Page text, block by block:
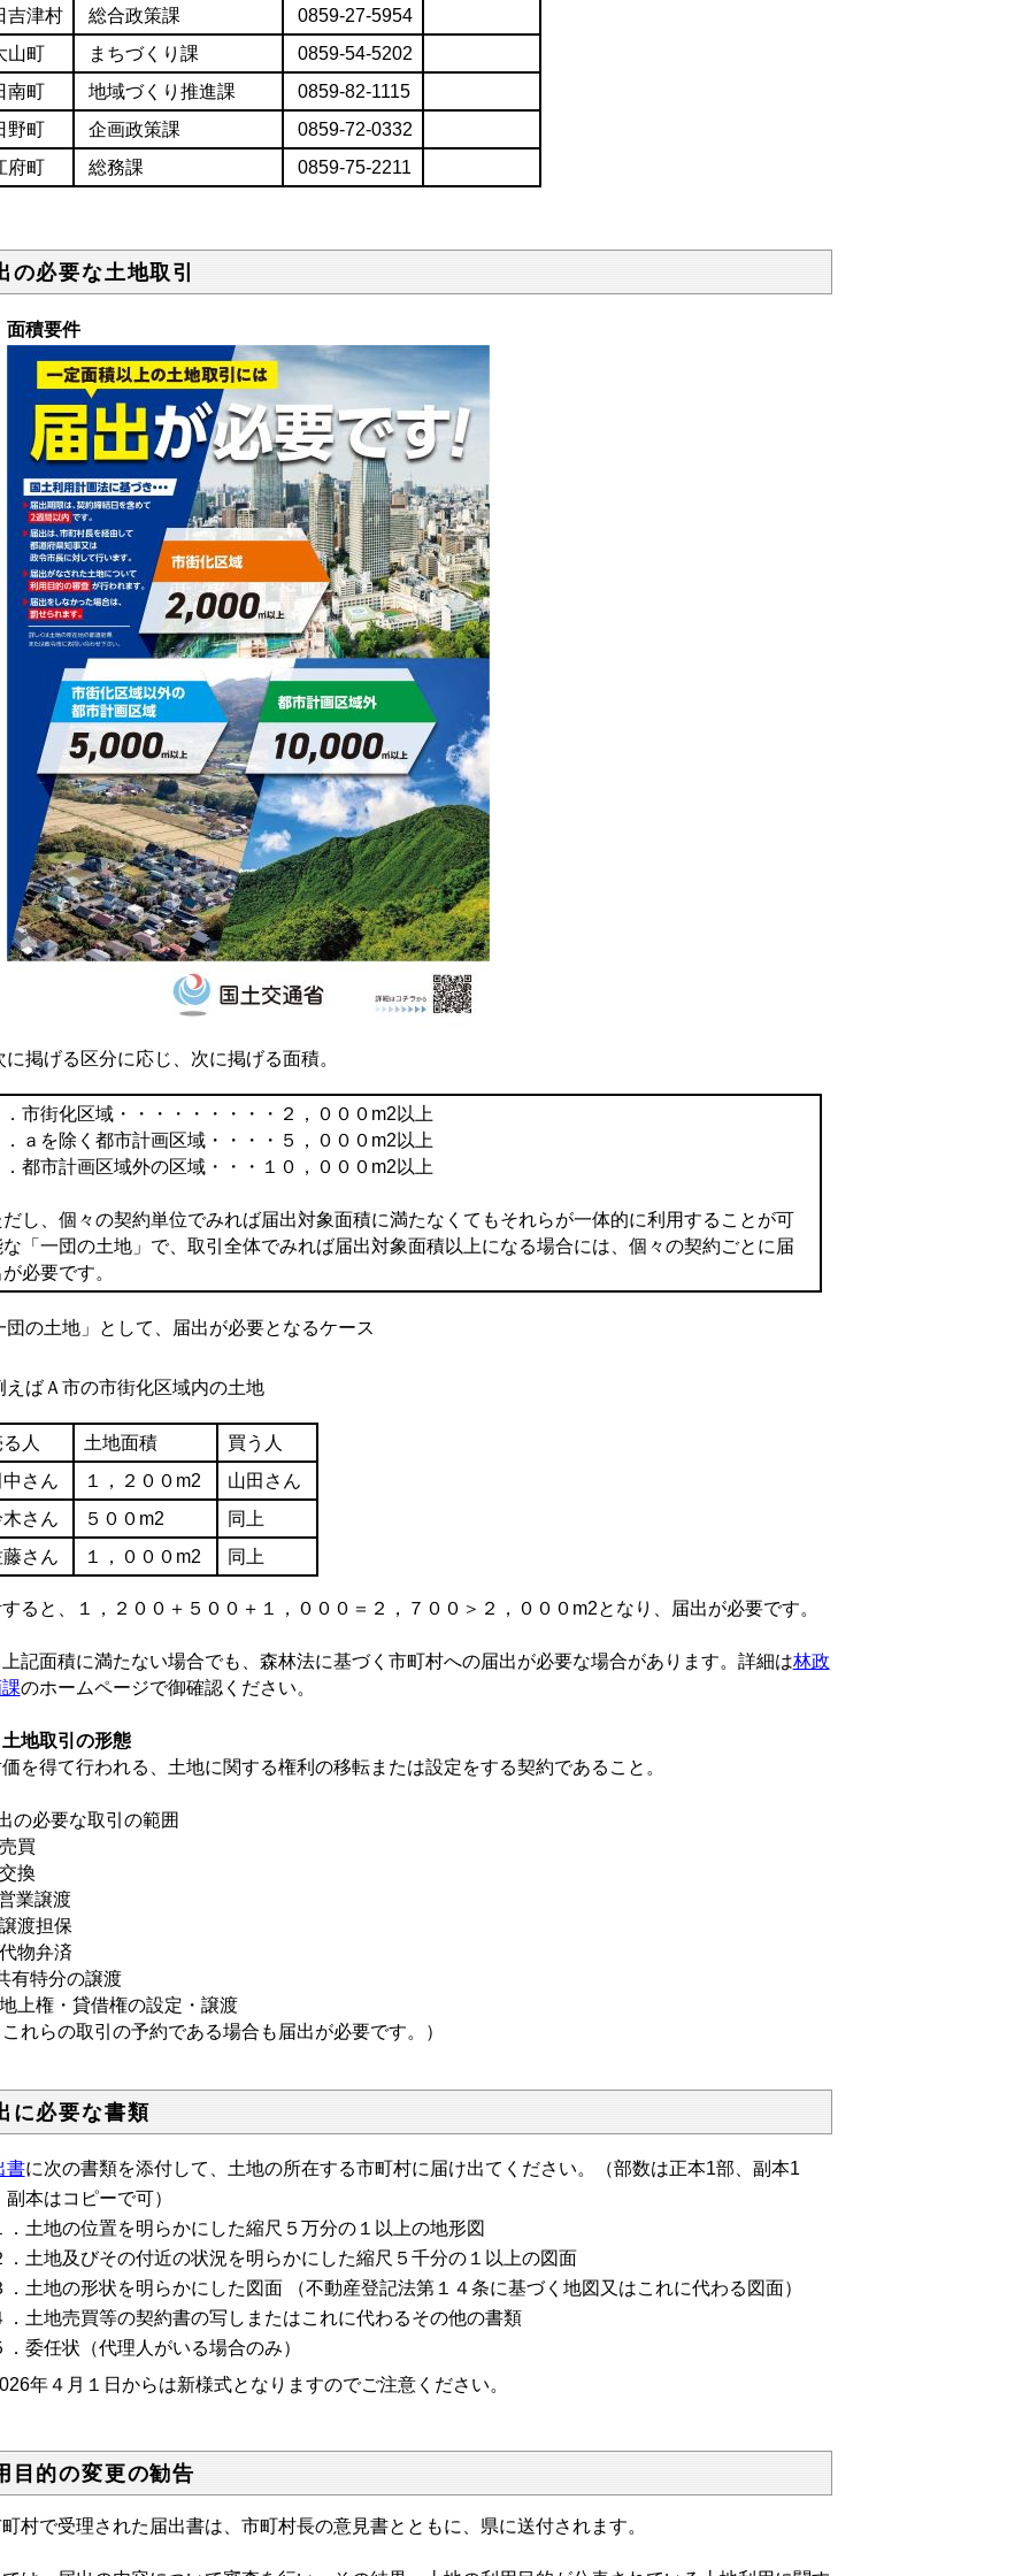
吉津村
総合政策課
0859-27-5954
山町
まちづくり課
0859-54-5202
南町
地域づくり推進課
0859-82-1115
野町
企画政策課
0859-72-0332
府町
総務課 0859-75-2211
の必要な土地取引
面積要件
掲げる区分に応じ、次に掲げる面積。
．市街化区域・・・・・・・・・２，０００m2以上
．ａを除く都市計画区域・・・・５，０００m2以上
．都市計画区域外の区域・・・１０，０００m2以上
だし、個々の契約単位でみれば届出対象面積に満たなくてもそれらが一体的に利用することが可
な「一団の土地」で、取引全体でみれば届出対象面積以上になる場合には、個々の契約ごとに届
必要です。
団の土地」として、届出が必要となるケース
ばＡ市の市街化区域内の土地
人 土地面積
買う人
中さん
１，２００m2
山田さん
木さん
５００m2
同上
藤さん
１，０００m2 同上
ると、１，２００＋５００＋１，０００＝２，７００＞２，０００m2となり、届出が必要です。
面積に満たない場合でも、森林法に基づく市町村への届出が必要な場合があります。詳細は林政
のホームページで御確認ください。
地取引の形態
得て行われる、土地に関する権利の移転または設定をする契約であること。
の必要な取引の範囲
買
換
業譲渡
渡担保
物弁済
特分の譲渡
権・貸借権の設定・譲渡
らの取引の予約である場合も届出が必要です。）
に必要な書類
書に次の書類を添付して、土地の所在する市町村に届け出てください。（部数は正本1部、副本1
副本はコピーで可）
土地の位置を明らかにした縮尺５万分の１以上の地形図
土地及びその付近の状況を明らかにした縮尺５千分の１以上の図面
土地の形状を明らかにした図面 （不動産登記法第１４条に基づく地図又はこれに代わる図面）
土地売買等の契約書の写しまたはこれに代わるその他の書類
委任状（代理人がいる場合のみ）
年４月１日からは新様式となりますのでご注意ください。
目的の変更の勧告
で受理された届出書は、市町村長の意見書とともに、県に送付されます。